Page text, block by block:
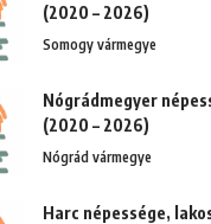
(2020 – 2026)
Somogy vármegye
Nógrádmegyer
(2020 – 2026)
Nógrád vármegye
Harc népessége,